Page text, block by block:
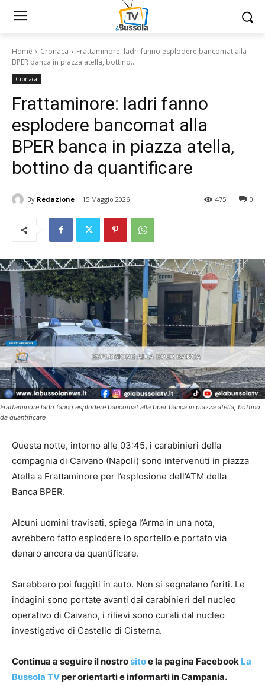
Home Cronaca
Frattaminore: ladri fanno esplodere bancomat alla
BPER banca in piazza atella, bottino...
Cronaca
Frattaminore: ladri fanno
esplodere bancomat alla
BPER banca in piazza atella,
bottino da quantificare
By Redazione 15 Maggio 2026 0
475
Frattaminore ladri fanno esplodere bancomat alla bper banca in piazza atella, bottino
da quantificare
Questa notte, intorno alle 03:45, i carabinieri della
compagnia di Caivano (Napoli) sono intervenuti in piazza
Atella a Frattaminore per l’esplosione dell’ATM della
Banca BPER.
Alcuni uomini travisati, spiega l’Arma in una nota,
avrebbero fatto esplodere lo sportello e portato via
denaro ancora da quantificare.
Sarebbero poi fuggiti in auto. Non si segnalano feriti. Le
indagini sono portate avanti dai carabinieri del nucleo
operativo di Caivano, i rilievi sono curati dal nucleo
investigativo di Castello di Cisterna.
Continua a seguire il nostrositoe la pagina Facebook La
Bussola TVper orientarti e informarti in Campania.